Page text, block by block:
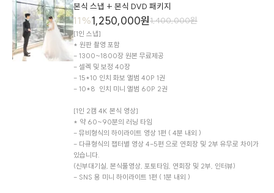
본식 스냅 + 본식 DVD 패키지
11 %1,250,000원1,400,000원
[1인 스냅]
* 원판 촬영 포함
- 1300~1800장 원본 무료제공
- 셀렉 및 보정 40장
- 15*10 인치 화보 앨범 40P 1권
- 10*8  인치 미니 앨범 60P 2권
[1인 2캠 4K 본식 영상]
* 약 60~90분의 러닝 타임
- 뮤비형식의 하이라이트 영상 1편 ( 4분 내외 )
- 다큐형식의 챕터별 영상 4-5편 으로 연회장 및 2부 유무로 차이가
있습니다.
(신부대기실, 본식풀영상, 포토타임, 연회장 및 2부, 인터뷰)
- SNS 용 미니 하이라이트 1편 ( 1분 내외 )